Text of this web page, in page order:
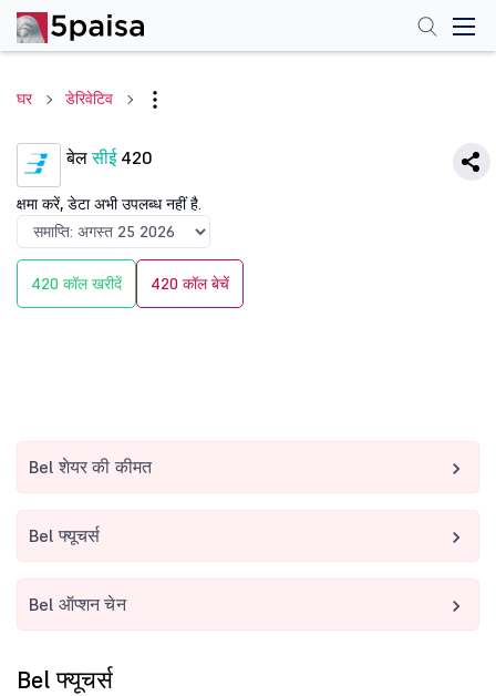
घर डेरिवेटिव
बेलसीई420
क्षमा करें, डेटा अभी उपलब्ध नहीं है.
420 कॉल खरीदें 420 कॉल बेचें
Bel शेयर की कीमत
Bel फ्यूचर्स
Bel ऑप्शन चेन
Bel फ्यूचर्स